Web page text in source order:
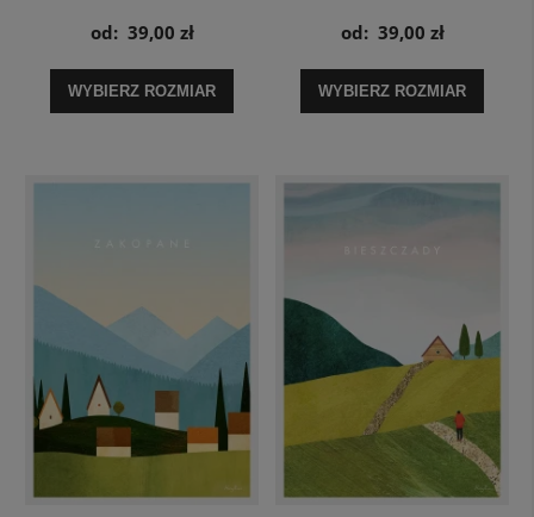
pozytywną energią - plakat
od: 39,00 zł
WYBIERZ ROZMIAR
od: 39,00 zł
WYBIERZ ROZMIAR